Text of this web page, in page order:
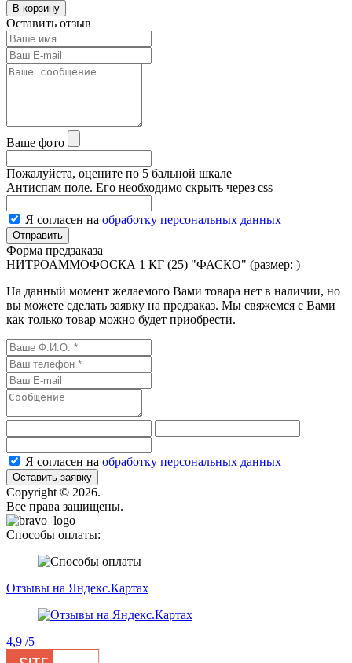
В корзину
Оставить отзыв
Ваше фото
Пожалуйста, оцените по 5 бальной шкале
Антиспам поле. Его необходимо скрыть через css
Я согласен на обработку персональных данных
Форма предзаказа
НИТРОАММОФОСКА 1 КГ (25) "ФАСКО" (размер: )
На данный момент желаемого Вами товара нет в наличии, но
вы можете сделать заявку на предзаказ. Мы свяжемся с Вами
как только товар можно будет приобрести.
Я согласен на обработку персональных данных
Оставить заявку
Сopyright © 2026.
Все права защищены.
Способы оплаты:
Отзывы на Яндекс.Картах
4,9 /5